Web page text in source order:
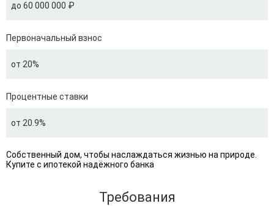
до 60 000 000 ₽
Первоначальный взнос
от 20%
Процентные ставки
от 20.9%
Собственный дом, чтобы наслаждаться жизнью на природе.
Купите с ипотекой надёжного банка
Требования